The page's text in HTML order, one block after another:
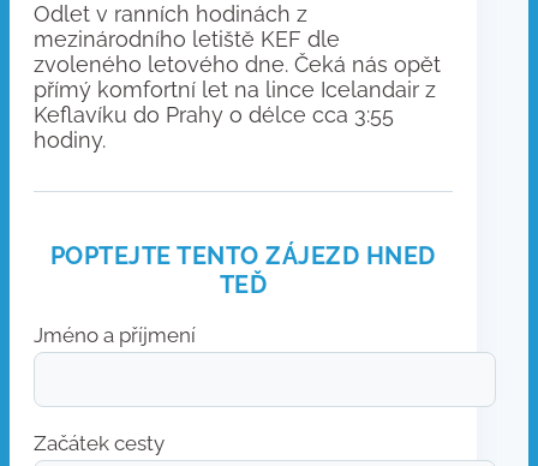
Odlet v ranních hodinách z
mezinárodního letiště KEF dle
zvoleného letového dne. Čeká nás opět
přímý komfortní let na lince Icelandair z
Keflavíku do Prahy o délce cca 3:55
hodiny.
POPTEJTE TENTO ZÁJEZD HNED
TEĎ
Jméno a příjmení
Začátek cesty